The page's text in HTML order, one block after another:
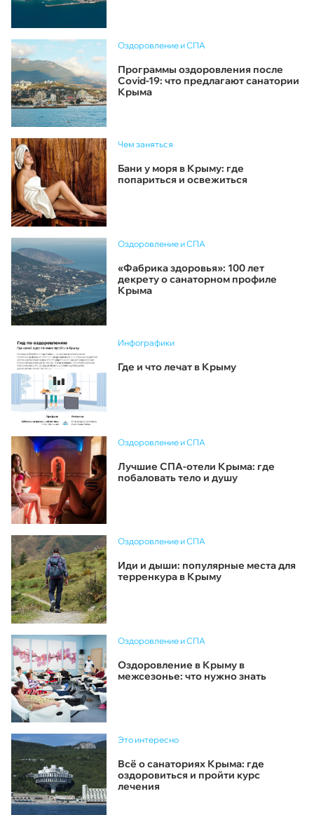
Оздоровление и СПА
Программы оздоровления после
Covid-19: что предлагают санатории
Крыма
Чем заняться
Бани у моря в Крыму: где
попариться и освежиться
Оздоровление и СПА
«Фабрика здоровья»: 100 лет
декрету о санаторном профиле
Крыма
Инфографики
Где и что лечат в Крыму
Оздоровление и СПА
Лучшие СПА-отели Крыма: где
побаловать тело и душу
Оздоровление и СПА
Иди и дыши: популярные места для
терренкура в Крыму
Оздоровление и СПА
Оздоровление в Крыму в
межсезонье: что нужно знать
Это интересно
Всё о санаториях Крыма: где
оздоровиться и пройти курс
лечения